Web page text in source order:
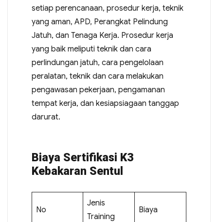
setiap perencanaan, prosedur kerja, teknik
yang aman, APD, Perangkat Pelindung
Jatuh, dan Tenaga Kerja. Prosedur kerja
yang baik meliputi teknik dan cara
perlindungan jatuh, cara pengelolaan
peralatan, teknik dan cara melakukan
pengawasan pekerjaan, pengamanan
tempat kerja, dan kesiapsiagaan tanggap
darurat.
Biaya Sertifikasi K3
Kebakaran Sentul
No
Jenis
Training
Biaya